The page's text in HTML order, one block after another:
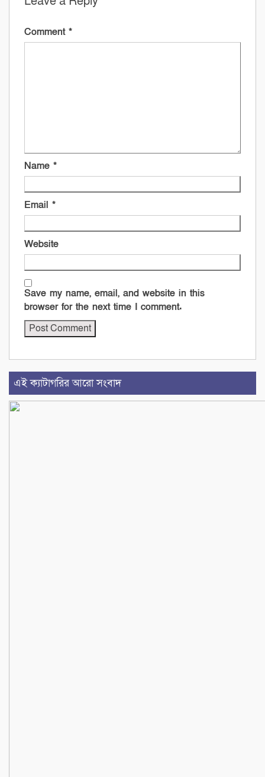
Comment *
Name *
Email *
Website
Save my name, email, and website in this
browser for the next time I comment.
এই ক্যাটাগরির আরো সংবাদ